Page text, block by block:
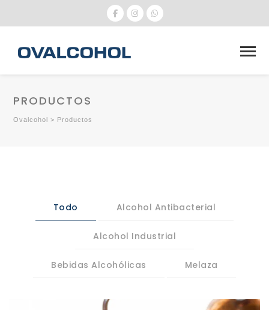
PRODUCTOS
Ovalcohol > Productos
Todo Alcohol Antibacterial
Alcohol Industrial
Bebidas Alcohólicas Melaza